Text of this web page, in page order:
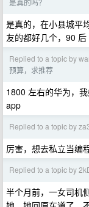
是真的吗？
是真的，在小县城平
友的都好几个，90 后
Replied to a topic by
预算，求推荐
1800 左右的华为，
app
Replied to a topic by
厉害，想去私立当编
Replied to a topic by
半个月前，一女司机